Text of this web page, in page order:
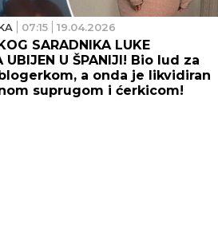
07:15 19.04.2026
SARADNIKA LUKE
UBIJEN U ŠPANIJI! Bio lud za
a onda je likvidiran
suprugom i ćerkicom!